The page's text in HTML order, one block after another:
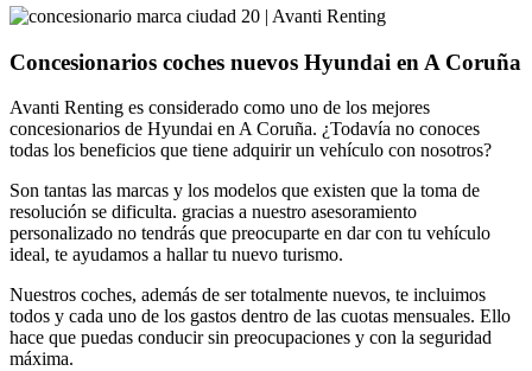
Concesionarios coches nuevos Hyundai en A Coruña
Avanti Renting es considerado como uno de los mejores
concesionarios de Hyundai en A Coruña. ¿Todavía no conoces
todas los beneficios que tiene adquirir un vehículo con nosotros?
Son tantas las marcas y los modelos que existen que la toma de
resolución se dificulta. gracias a nuestro asesoramiento
personalizado no tendrás que preocuparte en dar con tu vehículo
ideal, te ayudamos a hallar tu nuevo turismo.
Nuestros coches, además de ser totalmente nuevos, te incluimos
todos y cada uno de los gastos dentro de las cuotas mensuales. Ello
hace que puedas conducir sin preocupaciones y con la seguridad
máxima.